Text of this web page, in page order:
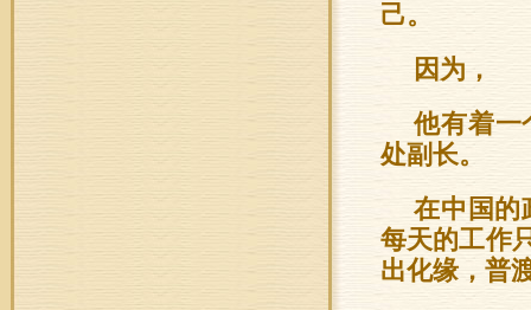
己。
因为，
他有着
处副长。
在中国的
每天的工作
出化缘，普